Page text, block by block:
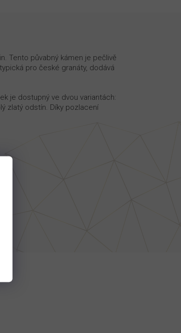
Tento půvabný kámen je pečlivě
pro české granáty, dodává
je dostupný ve dvou variantách:
zlatý odstín. Díky pozlacení